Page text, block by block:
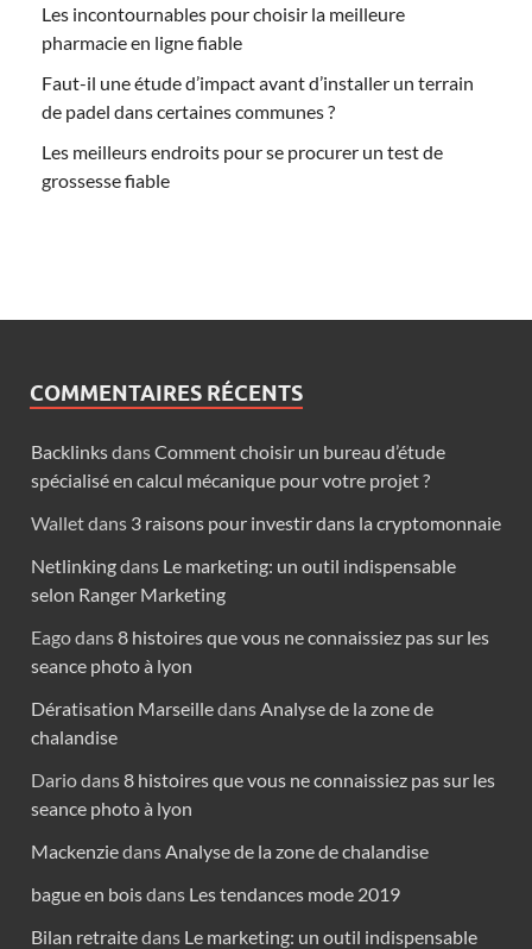
Les incontournables pour choisir la meilleure
pharmacie en ligne fiable
Faut-il une étude d’impact avant d’installer un terrain
de padel dans certaines communes ?
Les meilleurs endroits pour se procurer un test de
grossesse fiable
COMMENTAIRES RÉCENTS
BacklinksdansComment choisir un bureau d’étude
spécialisé en calcul mécanique pour votre projet ?
Walletdans 3 raisons pour investir dans la cryptomonnaie
Netlinkingdans Le marketing: un outil indispensable
selon Ranger Marketing
Eagodans8 histoires que vous ne connaissiez pas sur les
seance photo à lyon
Dératisation Marseilledans Analyse de la zone de
chalandise
Dariodans8 histoires que vous ne connaissiez pas sur les
seance photo à lyon
Mackenziedans Analyse de la zone de chalandise
bague en boisdans Les tendances mode 2019
Bilan retraitedans Le marketing: un outil indispensable